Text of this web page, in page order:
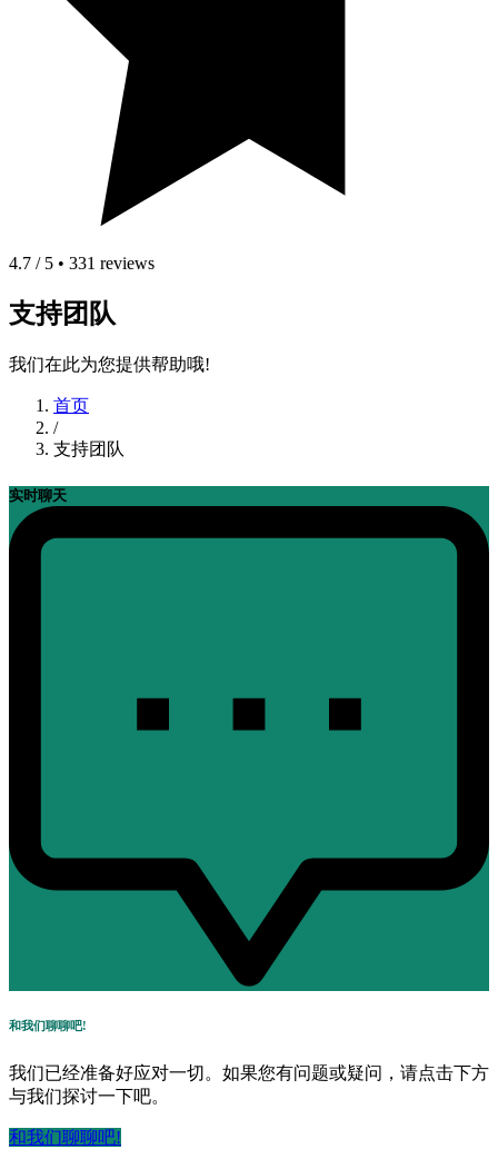
4.7 / 5 • 331 reviews
支持团队
我们在此为您提供帮助哦!
首页
/
支持团队
实时聊天
和我们聊聊吧!
我们已经准备好应对一切。如果您有问题或疑问，请点击下方
与我们探讨一下吧。
和我们聊聊吧!